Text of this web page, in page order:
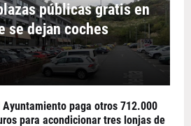
públicas gratis en
se dejan coches
Ayuntamiento paga otros 712.000
para acondicionar tres lonjas de